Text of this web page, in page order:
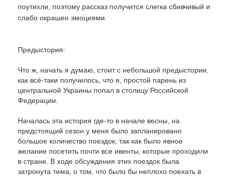
поутихли, поэтому рассказ получится слегка сбивчивый и
слабо окрашен эмоциями.
Предыстория:
Что ж, начать я думаю, стоит с небольшой предыстории,
как всё-таки получилось, что я, простой парень из
центральной Украины попал в столицу Российской
Федерации.
Началась эта история где-то в начале весны, на
предстоящий сезон у меня было запланировано
большое количество поездок, так как было явное
желание посетить почти все ивенты, которые проходили
в стране. В ходе обсуждения этих поездок была
затронута тема, о том, что было бы неплохо поехать в